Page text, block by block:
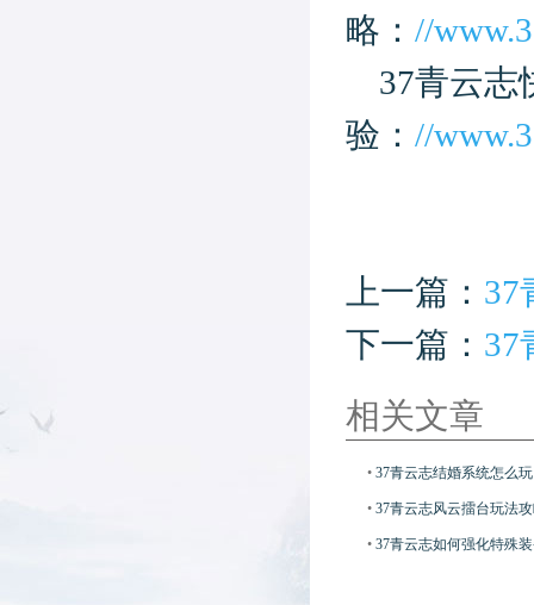
略： //
37青云志
验： //
上一篇： 37
下一篇： 37
相关文章
• 37青云志结婚系统怎么玩
• 37青云志风云擂台玩法
• 37青云志如何强化特殊